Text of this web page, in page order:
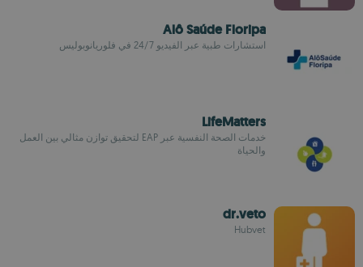
Alô Saúde Floripa
استشارات طبية عبر الفيديو 24/7 في فلوريانوبوليس
LifeMatters
خدمات الصحة النفسية عبر EAP لتحقيق توازن مثالي بين العمل
والحياة
dr.veto
Hubvet